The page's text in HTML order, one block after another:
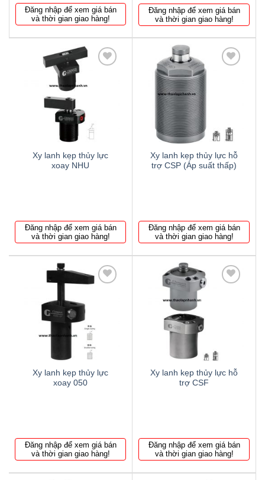
Đăng nhập để xem giá bán
và thời gian giao hàng!
Đăng nhập để xem giá bán
và thời gian giao hàng!
Xy lanh kẹp thủy lực
xoay NHU
Đăng nhập để xem giá bán
và thời gian giao hàng!
Xy lanh kẹp thủy lực hỗ
trợ CSP (Áp suất thấp)
Đăng nhập để xem giá bán
và thời gian giao hàng!
Xy lanh kẹp thủy lực
xoay 050
Đăng nhập để xem giá bán
và thời gian giao hàng!
Xy lanh kẹp thủy lực hỗ
trợ CSF
Đăng nhập để xem giá bán
và thời gian giao hàng!